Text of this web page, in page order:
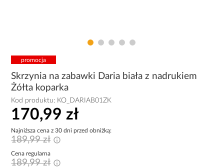
promocja
Skrzynia na zabawki Daria biała z nadrukiem
Żółta koparka
Kod produktu: KO_DARIAB01ZK
170,99 zł
Najniższa cena z 30 dni przed obniżką:
189,99 zł
Cena regularna
189,99 zł